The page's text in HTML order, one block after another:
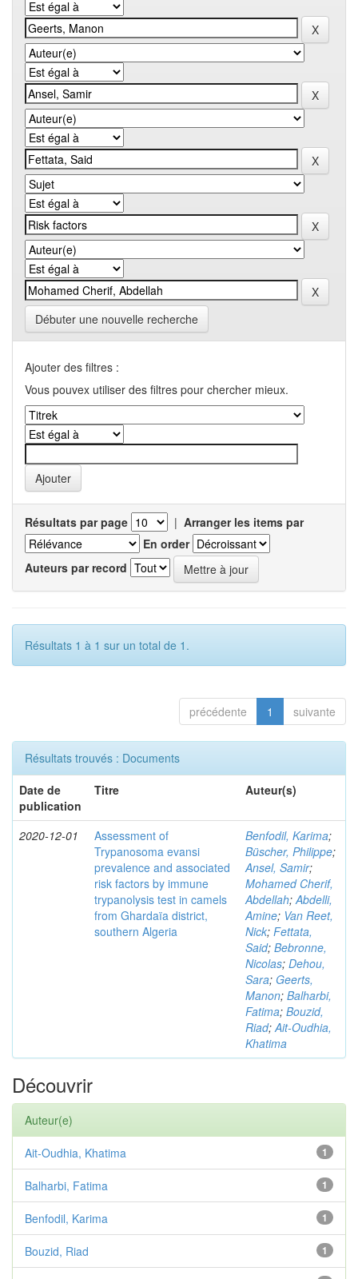
Débuter une nouvelle recherche
Ajouter des filtres :
Vous pouvex utiliser des filtres pour chercher mieux.
Résultats par page | Arranger les items par
En order
Auteurs par record
Résultats 1 à 1 sur un total de 1.
précédente 1 suivante
Résultats trouvés : Documents
Date de
publication
Titre Auteur(s)
2020-12-01
Assessment of
Trypanosoma evansi
prevalence and associated
risk factors by immune
trypanolysis test in camels
from Ghardaïa district,
southern Algeria
Benfodil, Karima;
Büscher, Philippe;
Ansel, Samir;
Mohamed Cherif,
Abdellah;Abdelli,
Amine; Van Reet,
Nick; Fettata,
Said; Bebronne,
Nicolas; Dehou,
Sara; Geerts,
Manon; Balharbi,
Fatima; Bouzid,
Riad;Ait-Oudhia,
Khatima
Découvrir
Auteur(e)
1
Ait-Oudhia, Khatima
1
Balharbi, Fatima
1
Benfodil, Karima
1
Bouzid, Riad